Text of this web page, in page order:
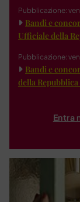
Pubblicazione:
Bandi e
Ufficiale della
Pubblicazione:
Bandi e
della
Entra